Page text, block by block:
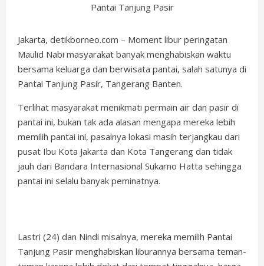
Pantai Tanjung Pasir
Jakarta, detikborneo.com – Moment libur peringatan
Maulid Nabi masyarakat banyak menghabiskan waktu
bersama keluarga dan berwisata pantai, salah satunya di
Pantai Tanjung Pasir, Tangerang Banten.
Terlihat masyarakat menikmati permain air dan pasir di
pantai ini, bukan tak ada alasan mengapa mereka lebih
memilih pantai ini, pasalnya lokasi masih terjangkau dari
pusat Ibu Kota Jakarta dan Kota Tangerang dan tidak
jauh dari Bandara Internasional Sukarno Hatta sehingga
pantai ini selalu banyak peminatnya.
Lastri (24) dan Nindi misalnya, mereka memilih Pantai
Tanjung Pasir menghabiskan liburannya bersama teman-